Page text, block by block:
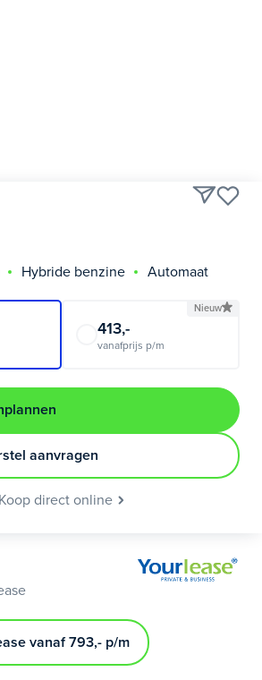
Hybride benzine Automaat
Nieuw
413,-
vanafprijs p/m
aanvragen
Koop direct online
vanaf 793,- p/m